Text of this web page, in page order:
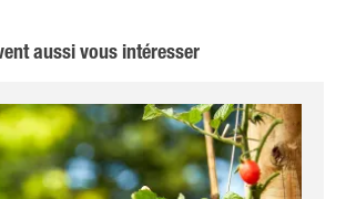
aussi vous intéresser